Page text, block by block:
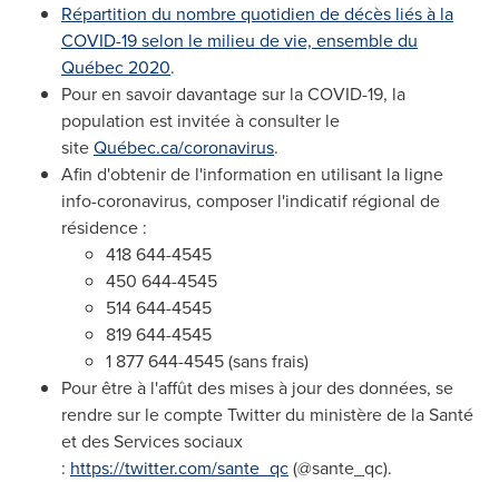
Répartition du nombre quotidien de décès liés à la
COVID-19 selon le milieu de vie, ensemble du
Québec 2020.
Pour en savoir davantage sur la COVID-19, la
population est invitée à consulter le
siteQuébec.ca/coronavirus.
Afin d'obtenir de l'information en utilisant la ligne
info-coronavirus, composer l'indicatif régional de
résidence :
418 644-4545
450 644-4545
514 644-4545
819 644-4545
1 877 644-4545 (sans frais)
Pour être à l'affût des mises à jour des données, se
rendre sur le compte Twitter du ministère de la Santé
et des Services sociaux
: https://twitter.com/sante_qc(@sante_qc).